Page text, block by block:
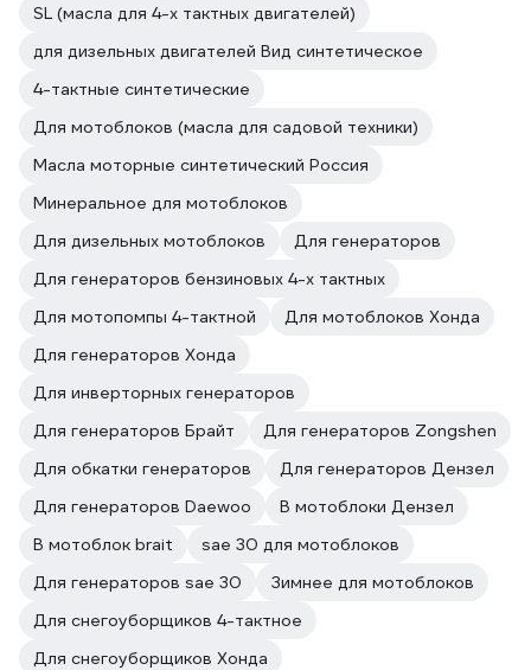
SL (масла для 4-х тактных двигателей)
для дизельных двигателей Вид синтетическое
4-тактные синтетические
Для мотоблоков (масла для садовой техники)
Масла моторные синтетический Россия
Минеральное для мотоблоков
Для дизельных мотоблоков
Для генераторов
Для генераторов бензиновых 4-х тактных
Для мотопомпы 4-тактной
Для мотоблоков Хонда
Для генераторов Хонда
Для инверторных генераторов
Для генераторов Брайт
Для генераторов Zongshen
Для обкатки генераторов
Для генераторов Дензел
Для генераторов Daewoo
В мотоблоки Дензел
В мотоблок brait
sae 30 для мотоблоков
Для генераторов sae 30
Зимнее для мотоблоков
Для снегоуборщиков 4-тактное
Для снегоуборщиков Хонда